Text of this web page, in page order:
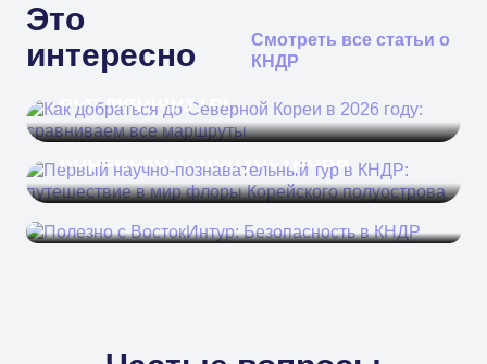
Это
интересно
Смотреть все статьи о
КНДР
Как добраться до Северной
Кореи в 2026 году: сравниваем
все маршруты
Первый научно-
познавательный тур в КНДР:
путешествие в мир флоры
Корейского полуострова
Полезно с ВостокИнтур:
Безопасность в КНДР